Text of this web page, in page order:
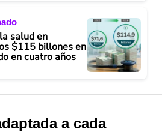
salud en
$115 billones en
en cuatro años
a cada